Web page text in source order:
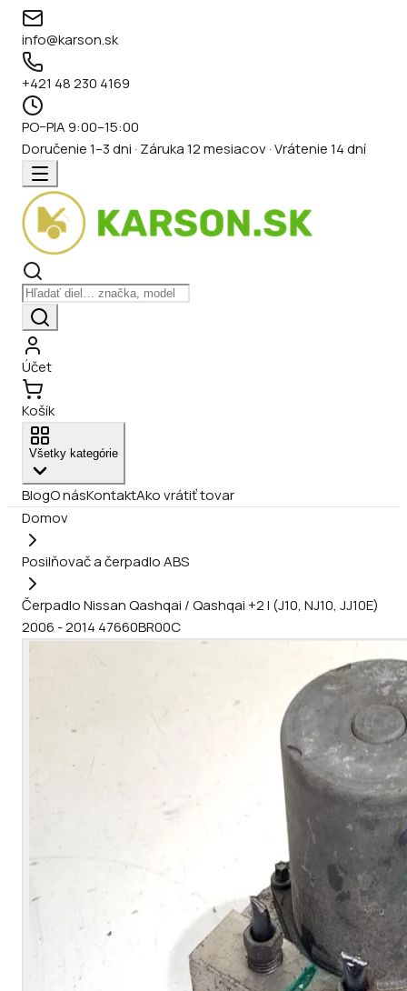
info@karson.sk
+421 48 230 4169
PO–PIA 9:00–15:00
Doručenie 1–3 dni · Záruka 12 mesiacov · Vrátenie 14 dní
Účet
Košík
Všetky kategórie
BlogO násKontaktAko vrátiť tovar
Domov
Posilňovač a čerpadlo ABS
Čerpadlo Nissan Qashqai / Qashqai +2 I (J10, NJ10, JJ10E)
2006 - 2014 47660BR00C